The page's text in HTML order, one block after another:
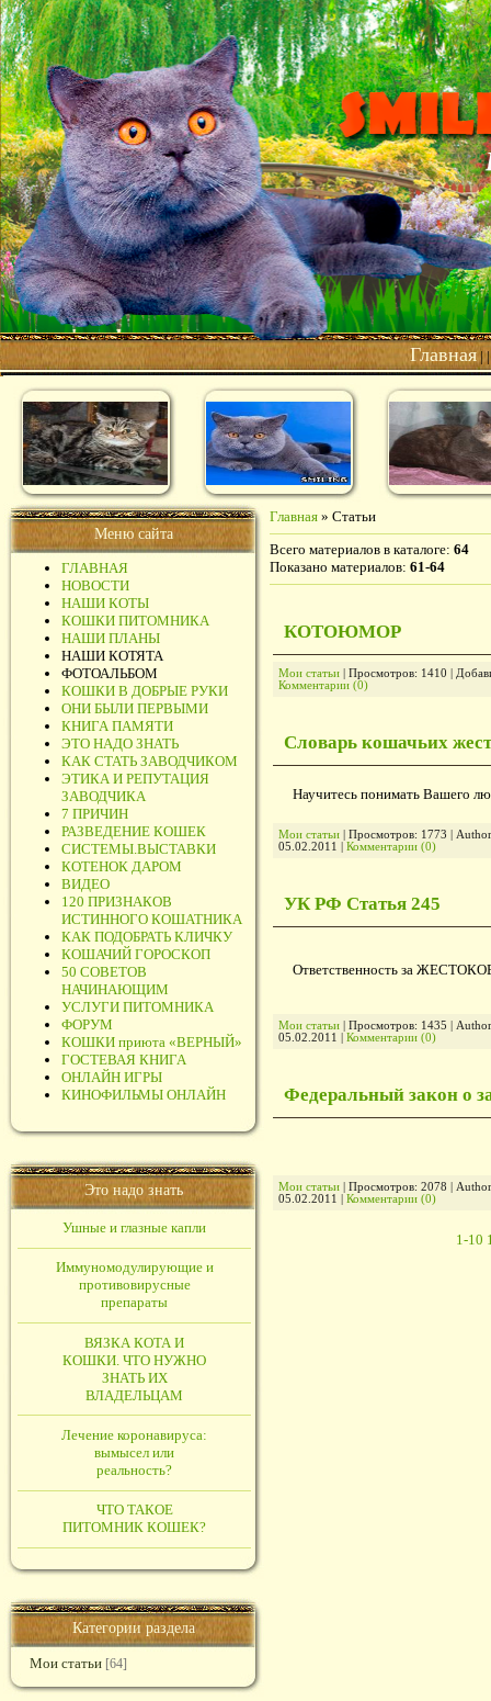
Главная |
Меню сайта
ГЛАВНАЯ
НОВОСТИ
НАШИ КОТЫ
КОШКИ ПИТОМНИКА
НАШИ ПЛАНЫ
НАШИ КОТЯТА
ФОТОАЛЬБОМ
КОШКИ В ДОБРЫЕ РУКИ
ОНИ БЫЛИ ПЕРВЫМИ
КНИГА ПАМЯТИ
ЭТО НАДО ЗНАТЬ
КАК СТАТЬ ЗАВОДЧИКОМ
ЭТИКА И РЕПУТАЦИЯ
ЗАВОДЧИКА
7 ПРИЧИН
РАЗВЕДЕНИЕ КОШЕК
СИСТЕМЫ.ВЫСТАВКИ
КОТЕНОК ДАРОМ
ВИДЕО
120 ПРИЗНАКОВ
ИСТИННОГО КОШАТНИКА
КАК ПОДОБРАТЬ КЛИЧКУ
КОШАЧИЙ ГОРОСКОП
50 СОВЕТОВ
НАЧИНАЮЩИМ
УСЛУГИ ПИТОМНИКА
ФОРУМ
КОШКИ приюта «ВЕРНЫЙ»
ГОСТЕВАЯ КНИГА
ОНЛАЙН ИГРЫ
КИНОФИЛЬМЫ ОНЛАЙН
Это надо знать
Ушные и глазные капли
Иммуномодулирующие и
противовирусные
препараты
ВЯЗКА КОТА И
КОШКИ. ЧТО НУЖНО
ЗНАТЬ ИХ
ВЛАДЕЛЬЦАМ
Лечение коронавируса:
вымысел или
реальность?
ЧТО ТАКОЕ
ПИТОМНИК КОШЕК?
Категории раздела
Мои статьи [64]
Главная » Статьи
Всего материалов в каталоге: 64
Показано материалов: 61-64
КОТОЮМОР
Мои статьи | Просмотров: 1410 |
Комментарии (0)
Словарь кошачьих
Научитесь понимать Вашего
Мои статьи | Просмотров: 1773 |
05.02.2011
Комментарии (0)
УК РФ Статья 245
Ответственность за
Мои статьи | Просмотров: 1435 |
05.02.2011
Комментарии (0)
Федеральный закон о
Мои статьи | Просмотров: 2078 |
05.02.2011
Комментарии (0)
1-10